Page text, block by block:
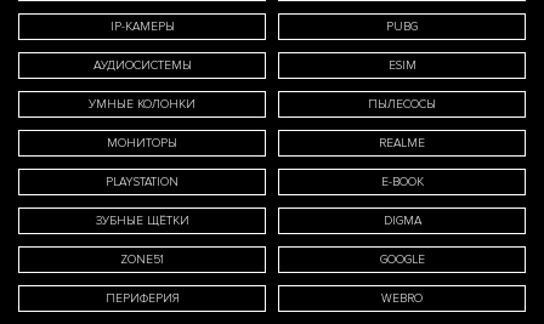
IP-КАМЕРЫ PUBG
АУДИОСИСТЕМЫ ESIM
УМНЫЕ КОЛОНКИ ПЫЛЕСОСЫ
МОНИТОРЫ REALME
PLAYSTATION E-BOOK
ЗУБНЫЕ ЩЁТКИ DIGMA
ZONE51 GOOGLE
ПЕРИФЕРИЯ WEBRO